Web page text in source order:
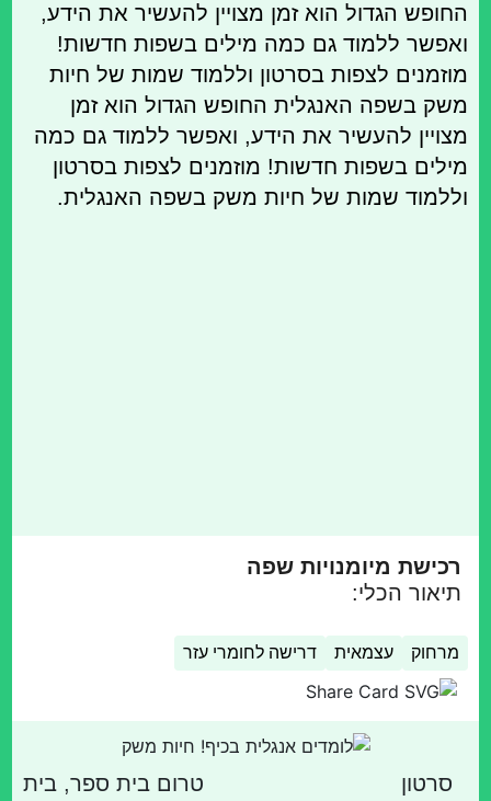
החופש הגדול הוא זמן מצויין להעשיר את הידע,
ואפשר ללמוד גם כמה מילים בשפות חדשות!
מוזמנים לצפות בסרטון וללמוד שמות של חיות
משק בשפה האנגלית החופש הגדול הוא זמן
מצויין להעשיר את הידע, ואפשר ללמוד גם כמה
מילים בשפות חדשות! מוזמנים לצפות בסרטון
וללמוד שמות של חיות משק בשפה האנגלית.
רכישת מיומנויות שפה
תיאור הכלי:
מרחוק עצמאית דרישה לחומרי עזר
סרטון
טרום בית ספר, בית